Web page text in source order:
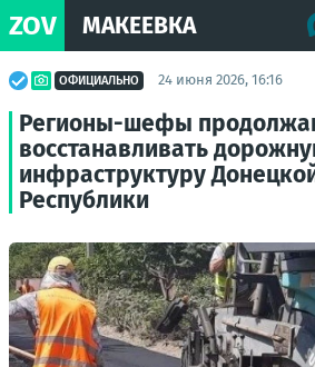
ZOV МАКЕЕВКА
ОФИЦИАЛЬНО 24 июня 2026, 16:16
Регионы-шефы
восстанавливать
инфраструктуру
Республики